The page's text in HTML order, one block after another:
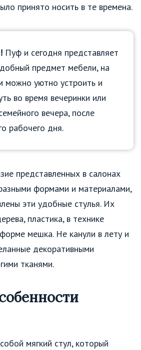
принято носить в те времена.
Пуф и сегодня представляет
предмет мебели, на
можно уютно устроить и
во время вечеринки или
вечера, после
рабочего дня.
представленных в салонах
формами и материалами,
эти удобные стулья. Их
пластика, в технике
мешка. Не канули в лету и
декоративными
тканями.
мягкий стул, который